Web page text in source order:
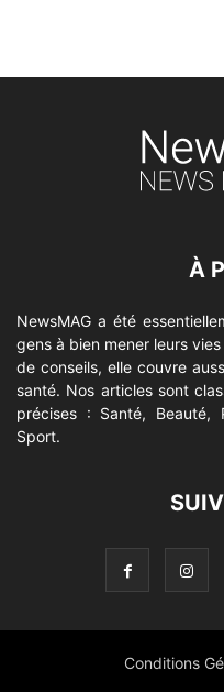
À
NewsMAG a été
gens à bien mener leurs
de conseils, elle couvre
santé. Nos articles sont
précises : Santé, Beauté,
Sport.
Conditions